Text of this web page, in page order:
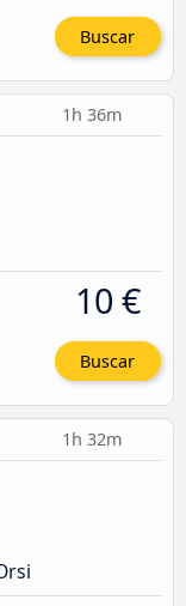
Buscar
1h 36m
10 €
Buscar
1h 32m